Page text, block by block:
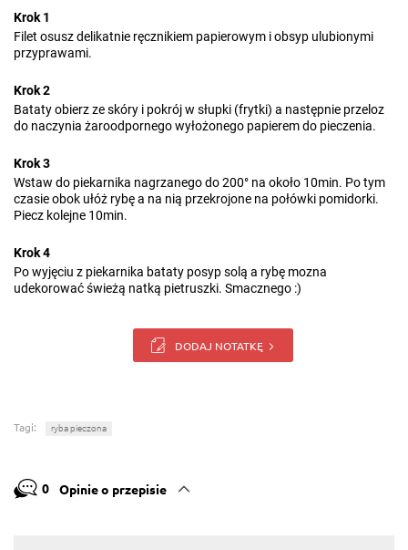
Krok 1
Filet osusz delikatnie ręcznikiem papierowym i obsyp ulubionymi
przyprawami.
Krok 2
Bataty obierz ze skóry i pokrój w słupki (frytki) a następnie przeloz
do naczynia żaroodpornego wyłożonego papierem do pieczenia.
Krok 3
Wstaw do piekarnika nagrzanego do 200° na około 10min. Po tym
czasie obok ułóż rybę a na nią przekrojone na połówki pomidorki.
Piecz kolejne 10min.
Krok 4
Po wyjęciu z piekarnika bataty posyp solą a rybę mozna
udekorować świeżą natką pietruszki. Smacznego :)
DODAJ NOTATKĘ
Tagi: ryba pieczona
0 Opinie o przepisie